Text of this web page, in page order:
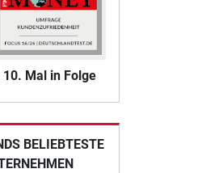
Mal in Folge
BELIEBTESTE